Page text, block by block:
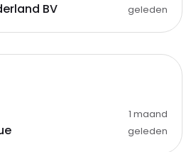
BV
geleden
1 maand
geleden